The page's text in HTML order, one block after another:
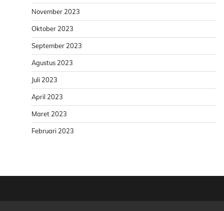
November 2023
Oktober 2023
September 2023
Agustus 2023
Juli 2023
April 2023
Maret 2023
Februari 2023